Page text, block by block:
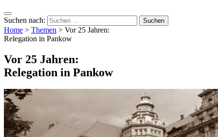
Suchen nach:
Home > Themen > Vor 25 Jahren:
Relegation in Pankow
Vor 25 Jahren:
Relegation in Pankow